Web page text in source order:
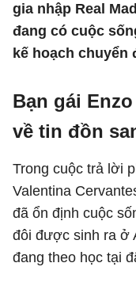
gia nhập Real
đang có cuộc
kế hoạch
Bạn gái
về tin đồn
Trong cuộc trả lời
Valentina
đã ổn định cuộc
đôi được sinh ra ở
đang theo học tại